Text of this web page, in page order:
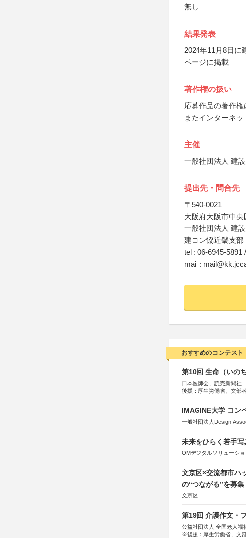
無し
結果発表
2024年11月8日に
ページに掲載
著作権の扱い
応募作品の著作権
またインターネ
主催
一般社団法人 建
提出先・問合先
〒540-0021
大阪府大阪市中
一般社団法人 建
建コン恊近畿支
tel : 06-6945-5891
mail :
おすすめのコンテスト
第10回 生命（いの
日本医師会、読売新聞社
後援：厚生労働省、文部
IMAGINE大学 コン
一般社団法人Design
未来をひらく若手
OMデジタルソリューシ
文京区×交流都市ハ
の“つながる”を募集
文京区
第19回 介護作文・
公益社団法人 全国老人福
※後援：厚生労働省、文